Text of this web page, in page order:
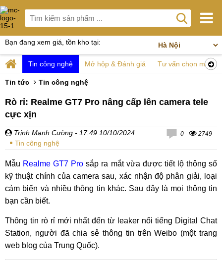
Bạn đang xem giá, tồn kho tại:
Tin công nghệ Mở hộp & Đánh giá Tư vấn chọn mua
Tin tức Tin công nghệ
Rò rỉ: Realme GT7 Pro nâng cấp lên camera tele
cực xịn
Trịnh Mạnh Cường - 17:49 10/10/2024
Tin công nghệ
0 2749
Mẫu Realme GT7 Pro sắp ra mắt vừa được tiết lộ thông số
kỹ thuật chính của camera sau, xác nhận độ phân giải, loại
cảm biến và nhiều thông tin khác. Sau đây là mọi thông tin
bạn cần biết.
Thông tin rò rỉ mới nhất đến từ leaker nổi tiếng Digital Chat
Station, người đã chia sẻ thông tin trên Weibo (một trang
web blog của Trung Quốc).